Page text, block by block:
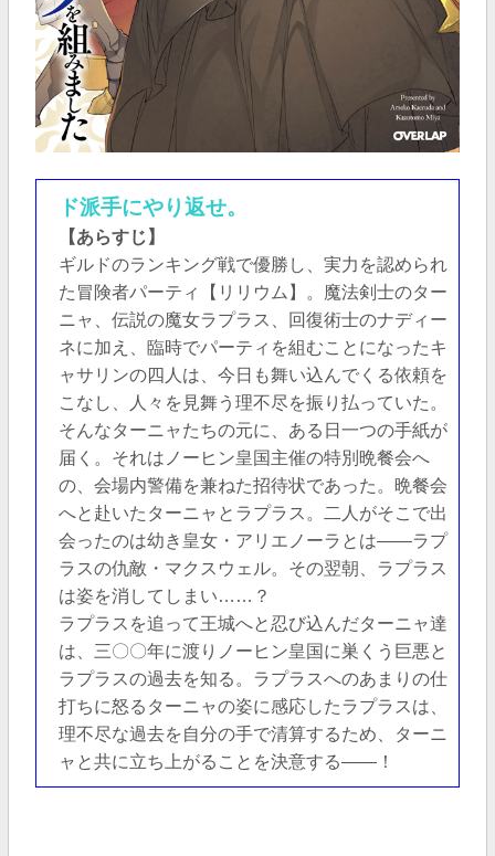
ド派手にやり返せ。
【あらすじ】
ギルドのランキング戦で優勝し、実力を認められ
た冒険者パーティ【リリウム】。魔法剣士のター
ニャ、伝説の魔女ラプラス、回復術士のナディー
ネに加え、臨時でパーティを組むことになったキ
ャサリンの四人は、今日も舞い込んでくる依頼を
こなし、人々を見舞う理不尽を振り払っていた。
そんなターニャたちの元に、ある日一つの手紙が
届く。それはノーヒン皇国主催の特別晩餐会へ
の、会場内警備を兼ねた招待状であった。晩餐会
へと赴いたターニャとラプラス。二人がそこで出
会ったのは幼き皇女・アリエノーラとは――ラプ
ラスの仇敵・マクスウェル。その翌朝、ラプラス
は姿を消してしまい……？
ラプラスを追って王城へと忍び込んだターニャ達
は、三〇〇年に渡りノーヒン皇国に巣くう巨悪と
ラプラスの過去を知る。ラプラスへのあまりの仕
打ちに怒るターニャの姿に感応したラプラスは、
理不尽な過去を自分の手で清算するため、ターニ
ャと共に立ち上がることを決意する――！